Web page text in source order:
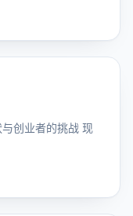
创业者的挑战 现